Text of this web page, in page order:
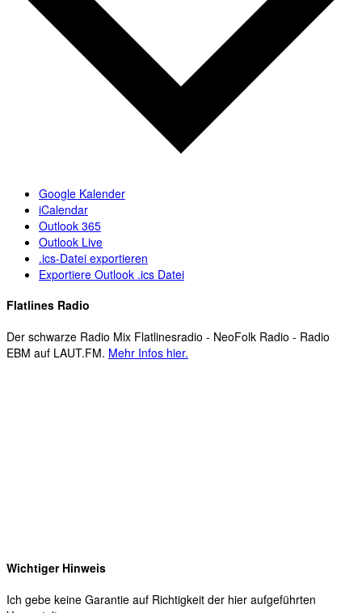
Google Kalender
iCalendar
Outlook 365
Outlook Live
.ics-Datei exportieren
Exportiere Outlook .ics Datei
Flatlines Radio
Der schwarze Radio Mix Flatlinesradio - NeoFolk Radio - Radio
EBM auf LAUT.FM. Mehr Infos hier.
Wichtiger Hinweis
Ich gebe keine Garantie auf Richtigkeit der hier aufgeführten